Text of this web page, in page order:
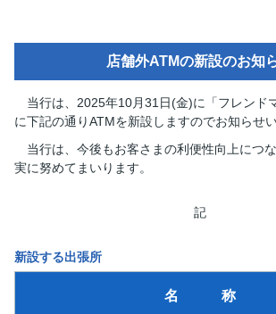
店舗外ATMの新設のお知
当行は、2025年10月31日(金)に「フレンド
に下記の通りATMを新設しますのでお知らせい
当行は、今後もお客さまの利便性向上につ
実に努めてまいります。
記
新設する出張所
名 称